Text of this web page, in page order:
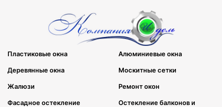
Пластиковые окна Алюминиевые окна
Деревянные окна Москитные сетки
Жалюзи Ремонт окон
Фасадное остекление Остекление балконов и